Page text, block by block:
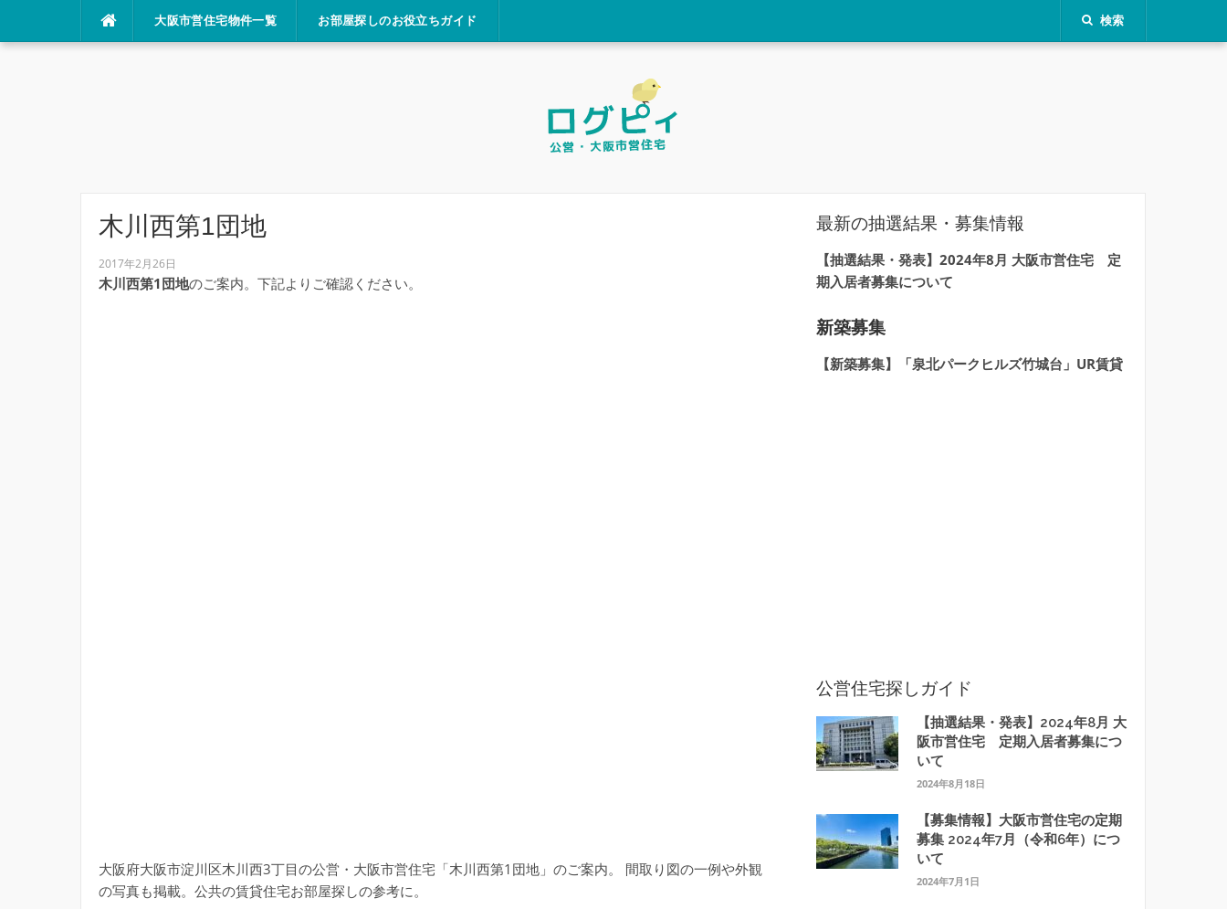
大阪市営住宅物件一覧 お部屋探しのお役立ちガイド 検索
木川西第1団地
2017年2月26日
木川西第1団地のご案内。下記よりご確認ください。
大阪府大阪市淀川区木川西3丁目の公営・大阪市営住宅「木川西第1団地」のご案内。 間取り図の一例や外観
の写真も掲載。公共の賃貸住宅お部屋探しの参考に。
最新の抽選結果・募集情報
【抽選結果・発表】2024年8月 大阪市営住宅 定
期入居者募集について
新築募集
【新築募集】「泉北パークヒルズ竹城台」UR賃貸
公営住宅探しガイド
【抽選結果・発表】2024年8月 大
阪市営住宅 定期入居者募集につ
いて
2024年8月18日
【募集情報】大阪市営住宅の定期
募集 2024年7月（令和6年）につ
いて
2024年7月1日